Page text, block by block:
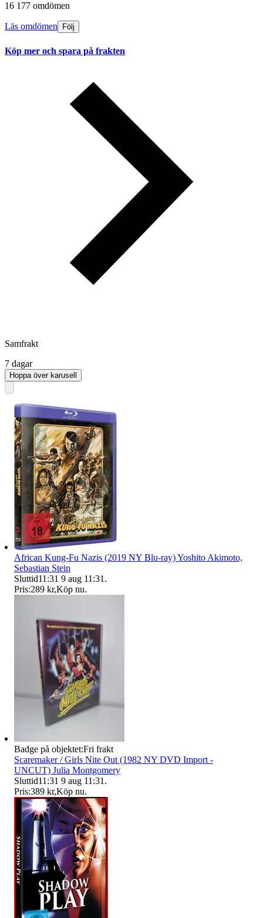
16 177 omdömen
Läs omdömen Följ
Köp mer och spara på frakten
Samfrakt
7 dagar
Hoppa över karusell
African Kung-Fu Nazis (2019 NY Blu-ray) Yoshito Akimoto,
Sebastian Stein
Sluttid11:31 9 aug 11:31 .
Pris:289 kr,Köp nu.
Badge på objektet:Fri frakt
Scaremaker / Girls Nite Out (1982 NY DVD Import -
UNCUT) Julia Montgomery
Sluttid11:31 9 aug 11:31 .
Pris:389 kr,Köp nu.